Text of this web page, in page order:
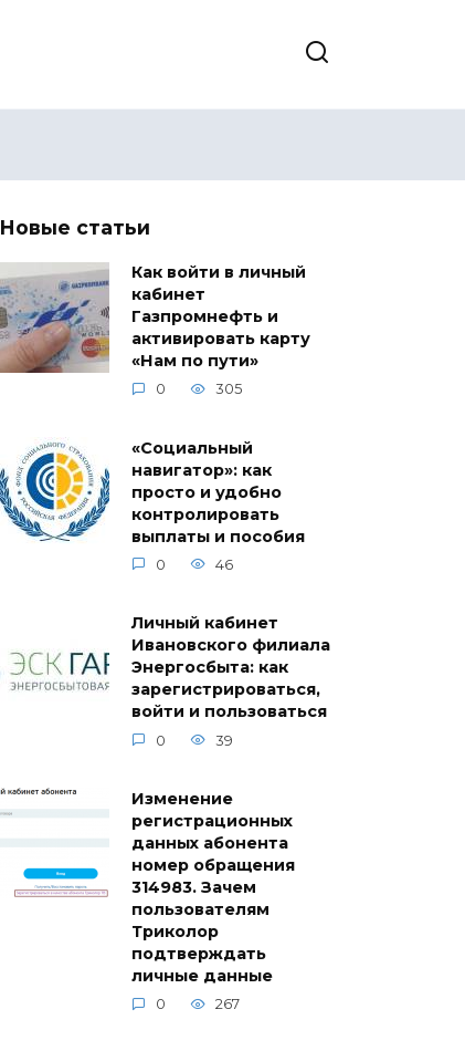
Новые статьи
Как войти в личный
кабинет
Газпромнефть и
активировать карту
«Нам по пути»
0 305
«Социальный
навигатор»: как
просто и удобно
контролировать
выплаты и пособия
0 46
Личный кабинет
Ивановского филиала
Энергосбыта: как
зарегистрироваться,
войти и пользоваться
0 39
Изменение
регистрационных
данных абонента
номер обращения
314983. Зачем
пользователям
Триколор
подтверждать
личные данные
0 267